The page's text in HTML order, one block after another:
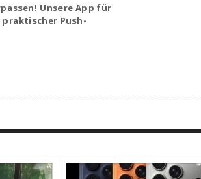
Unsere App für
Push-